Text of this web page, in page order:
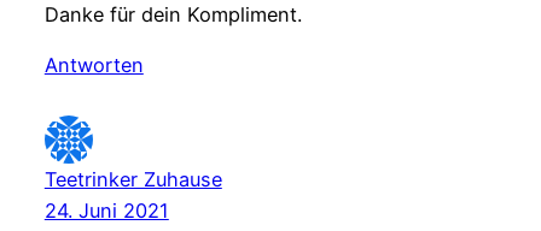
Danke für dein Kompliment.
Antworten
Teetrinker Zuhause
24. Juni 2021